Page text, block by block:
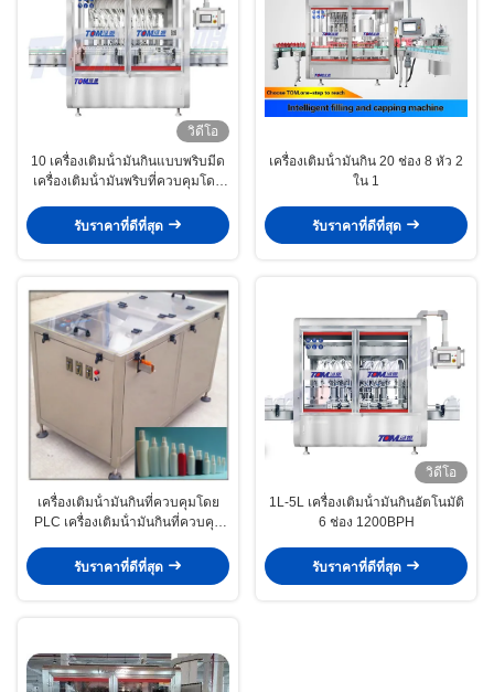
วิดีโอ
10 เครื่องเติมน้ํามันกินแบบพริบมีด
เครื่องเติมน้ํามันพริบที่ควบคุมโดย
รับราคาที่ดีที่สุด
เครื่องเติมน้ํามันกิน 20 ช่อง 8 หัว 2
ใน 1
รับราคาที่ดีที่สุด
เครื่องเติมน้ํามันกินที่ควบคุมโดย
PLC เครื่องเติมน้ํามันกินที่ควบคุม
ควบคุมโดย PLC เครื่องเติมน้ํามัน
กินที่ควบคุมโดย PLC เครื่องเติมน้ํา
เครื่องเติมน้ํามันกินที่ควบคุมโดย
PLC เครื่องเติมน้ํามันดื่มที่ควบคุม
รับราคาที่ดีที่สุด
วิดีโอ
1L-5L เครื่องเติมน้ํามันกินอัตโนมัติ
6 ช่อง 1200BPH
รับราคาที่ดีที่สุด